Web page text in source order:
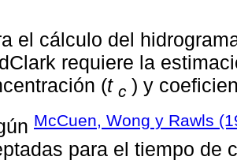
el cálculo del
requiere la
(t c ) y
McCuen, Wong y Rawls
para el tiempo de